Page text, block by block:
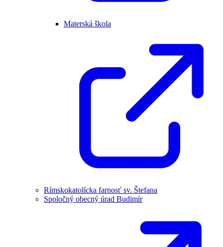
Materská škola
Rímskokatolícka farnosť sv. Štefana
Spoločný obecný úrad Budimír